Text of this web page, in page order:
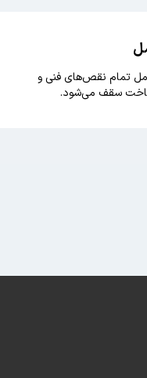
تمام نقص‌های فنی و
ساخت سقف می‌شود.